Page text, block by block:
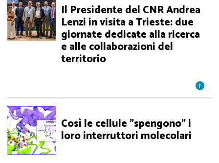
Il Presidente del CNR Andrea
Lenzi in visita a Trieste: due
giornate dedicate alla ricerca
e alle collaborazioni del
territorio
Così le cellule "spengono" i
loro interruttori molecolari